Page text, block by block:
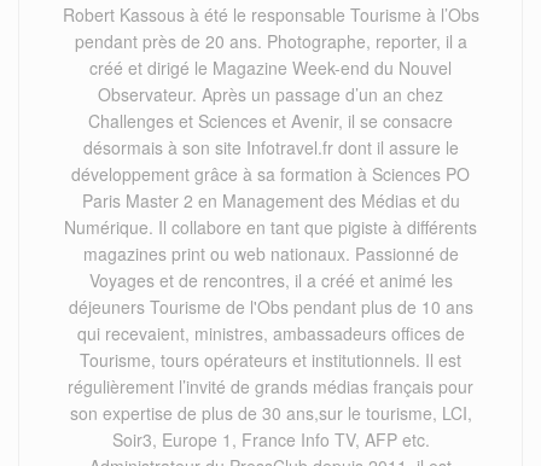
Robert Kassous à été le responsable Tourisme à l’Obs
pendant près de 20 ans. Photographe, reporter, il a
créé et dirigé le Magazine Week-end du Nouvel
Observateur. Après un passage d’un an chez
Challenges et Sciences et Avenir, il se consacre
désormais à son site Infotravel.fr dont il assure le
développement grâce à sa formation à Sciences PO
Paris Master 2 en Management des Médias et du
Numérique. Il collabore en tant que pigiste à différents
magazines print ou web nationaux. Passionné de
Voyages et de rencontres, il a créé et animé les
déjeuners Tourisme de l'Obs pendant plus de 10 ans
qui recevaient, ministres, ambassadeurs offices de
Tourisme, tours opérateurs et institutionnels. Il est
régulièrement l’invité de grands médias français pour
son expertise de plus de 30 ans,sur le tourisme, LCI,
Soir3, Europe 1, France Info TV, AFP etc.